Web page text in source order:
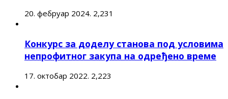
20. фебруар 2024. 2,231
Конкурс за доделу станова под условима
непрофитног закупа на одређено време
17. октобар 2022. 2,223